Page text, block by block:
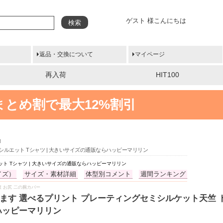
ゲスト 様こんにちは
検索
返品・交換について マイページ
再入荷 HIT100
め割で最大12%割引
エット Tシャツ | 大きいサイズの通販ならハッピーマリリン
Tシャツ | 大きいサイズの通販ならハッピーマリリン
） サイズ・素材詳細 体型別コメント 週間ランキング
お尻 二の腕カバー
す 選べるプリント プレーティングセミシルケット天竺
ピーマリリン